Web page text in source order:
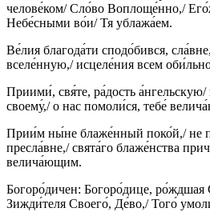
челове́ком/ Сло́во Воплоще́нно,/
Небе́сными во́и/ Тя ублажа́ем.
Ве́лия благода́ти сподо́бився,
вселе́нную,/ исцеле́ния всем
Приими́, свя́те, ра́дость
своему́,/ о нас помоли́ся, тебе́
Прии́м ны́не блаже́нный поко́й,/ не
пресла́вне,/ свята́го блаже́нства
велича́ющим.
Богоро́дичен: Богоро́дице, ро́ждшая
Зижди́теля Своего́, Де́во,/ Того́